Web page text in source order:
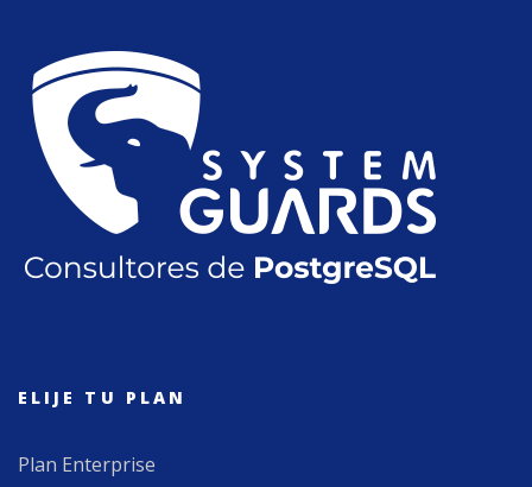
ELIJE TU PLAN
Plan Enterprise